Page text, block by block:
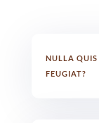
NULLA
FEUGIAT?